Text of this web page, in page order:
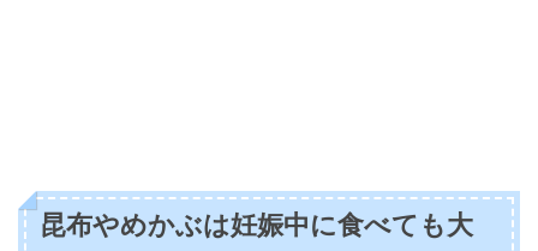
昆布やめかぶは妊娠中に食べても大